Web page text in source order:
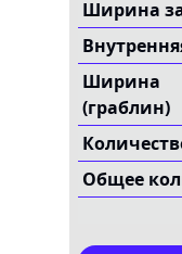
Ширина
Ширина
(граблин)
Общее